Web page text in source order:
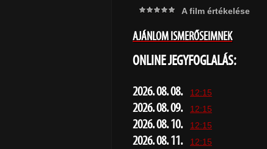
A film értékelése
AJÁNLOM ISMERŐSEIMNEK
ONLINE JEGYFOGLALÁS:
2026. 08. 08. 12:15
2026. 08. 09. 12:15
2026. 08. 10. 12:15
2026. 08. 11. 12:15